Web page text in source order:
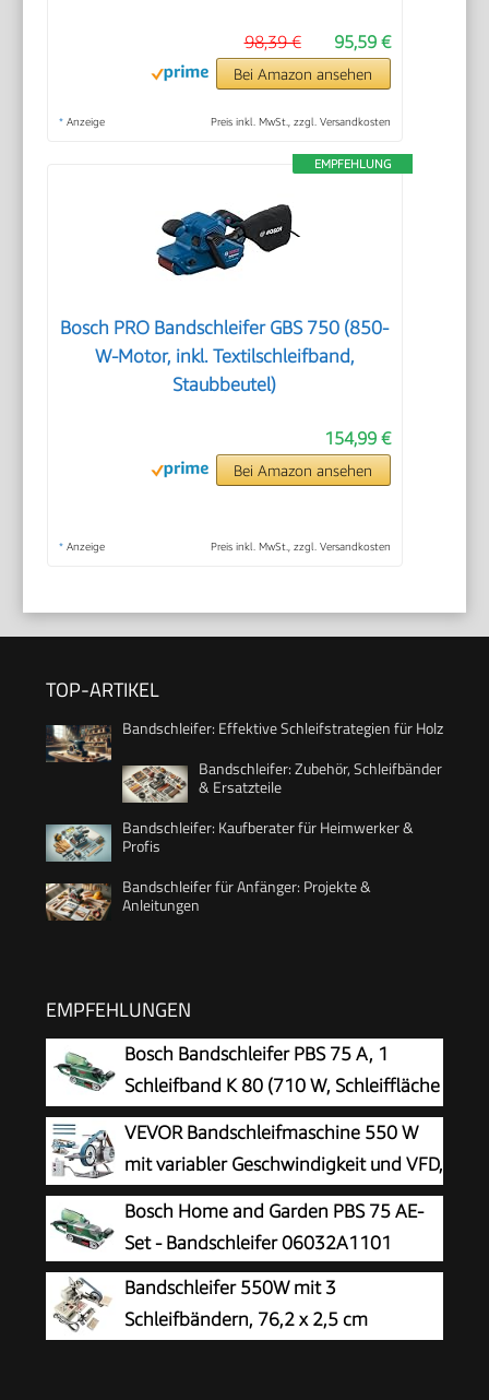
95,59 €
98,39 €
Bei Amazon ansehen
* Anzeige Preis inkl. MwSt., zzgl. Versandkosten
EMPFEHLUNG
Bosch PRO Bandschleifer GBS 750 (850-
W-Motor, inkl. Textilschleifband,
Staubbeutel)
154,99 €
Bei Amazon ansehen
* Anzeige Preis inkl. MwSt., zzgl. Versandkosten
TOP-ARTIKEL
Bandschleifer: Effektive Schleifstrategien für Holz
Bandschleifer: Zubehör, Schleifbänder
& Ersatzteile
Bandschleifer: Kaufberater für Heimwerker &
Profis
Bandschleifer für Anfänger: Projekte &
Anleitungen
EMPFEHLUNGEN
Bosch Bandschleifer PBS 75 A, 1
Schleifband K 80 (710 W, Schleiffläche
76 x 165 mm, Bandabmessung 75 x
533 mm)
VEVOR Bandschleifmaschine 550 W
mit variabler Geschwindigkeit und VFD,
762 x 25,4 mm Bandpolierer, Polier-
und Schleifmaschine mit 2 Schleifformen und 3
Schleifbändern für Metallbearbeitung
Bosch Home and Garden PBS 75 AE-
Set - Bandschleifer 06032A1101
Bandschleifer 550W mit 3
Schleifbändern, 76,2 x 2,5 cm